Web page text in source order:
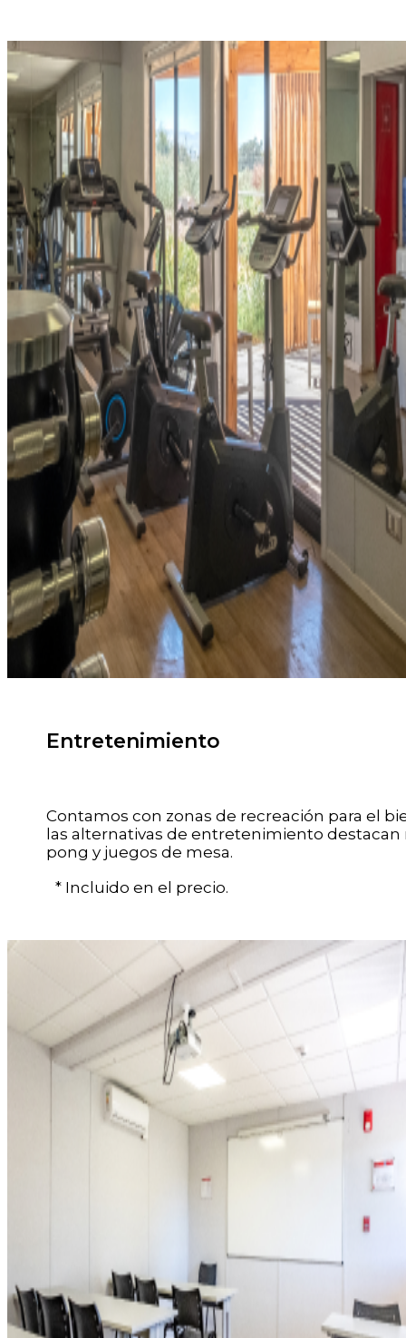
Entretenimiento
Contamos con zonas de recreación para el
las alternativas de entretenimiento destacan
pong y juegos de mesa.
* Incluido en el precio.